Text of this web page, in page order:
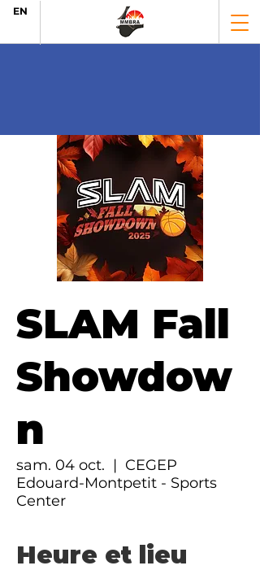
EN
SLAM Fall
Showdow
n
sam. 04 oct.
  |
CEGEP
Edouard-Montpetit - Sports
Center
Heure et lieu